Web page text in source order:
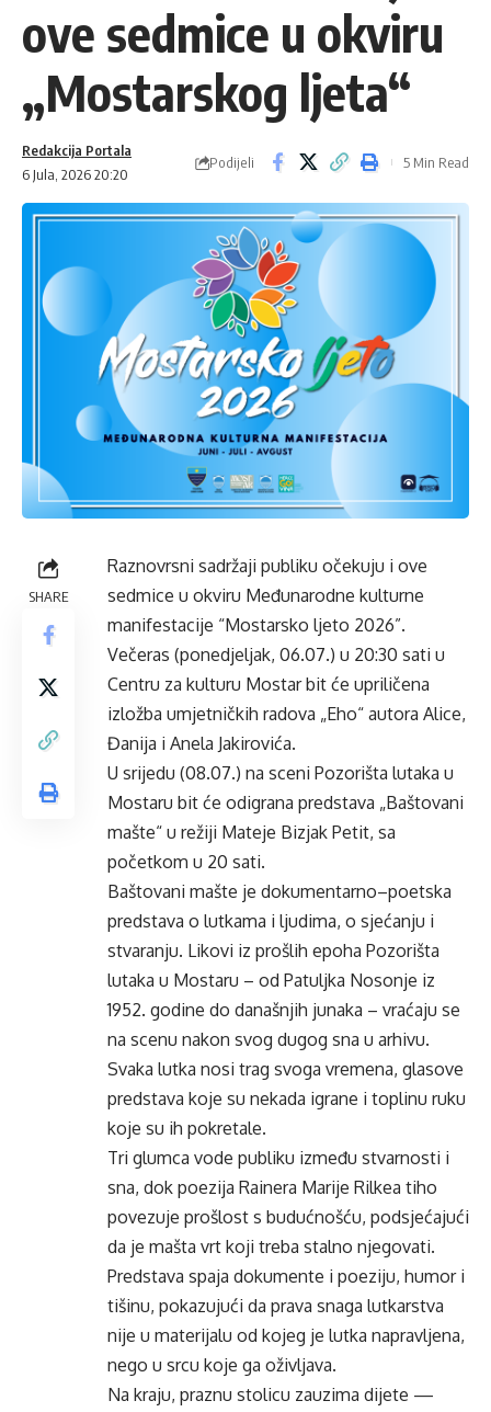
ove sedmice u okviru
„Mostarskog ljeta“
6 Jula, 2026 20:20
Redakcija Portala
Podijeli 5 Min Read
SHARE
Raznovrsni sadržaji publiku očekuju i ove
sedmice u okviru Međunarodne kulturne
manifestacije “Mostarsko ljeto 2026”.
Večeras (ponedjeljak, 06.07.) u 20:30 sati u
Centru za kulturu Mostar bit će upriličena
izložba umjetničkih radova „Eho“ autora Alice,
Đanija i Anela Jakirovića.
U srijedu (08.07.) na sceni Pozorišta lutaka u
Mostaru bit će odigrana predstava „Baštovani
mašte“ u režiji Mateje Bizjak Petit, sa
početkom u 20 sati.
Baštovani mašte je dokumentarno–poetska
predstava o lutkama i ljudima, o sjećanju i
stvaranju. Likovi iz prošlih epoha Pozorišta
lutaka u Mostaru – od Patuljka Nosonje iz
1952. godine do današnjih junaka – vraćaju se
na scenu nakon svog dugog sna u arhivu.
Svaka lutka nosi trag svoga vremena, glasove
predstava koje su nekada igrane i toplinu ruku
koje su ih pokretale.
Tri glumca vode publiku između stvarnosti i
sna, dok poezija Rainera Marije Rilkea tiho
povezuje prošlost s budućnošću, podsjećajući
da je mašta vrt koji treba stalno njegovati.
Predstava spaja dokumente i poeziju, humor i
tišinu, pokazujući da prava snaga lutkarstva
nije u materijalu od kojeg je lutka napravljena,
nego u srcu koje ga oživljava.
Na kraju, praznu stolicu zauzima dijete —